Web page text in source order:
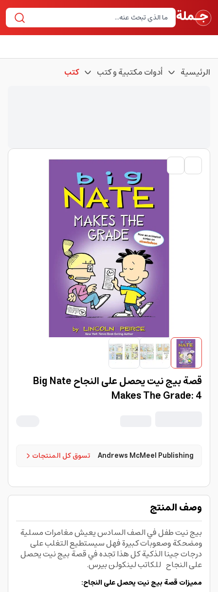
الرئيسية أدوات مكتبية و كتب كتب
قصة بيج نيت يحصل على النجاح Big Nate
Makes The Grade: 4
تسوق كل المنتجات Andrews McMeel Publishing
وصف المنتج
بيج نيت طفل في الصف السادس يعيش مغامرات مسلية
ومضحكة وصعوبات كبيرة فهل سيستطيع التغلب على
درجات جينا الذكية كل هذا تجده في قصة بيج نيت يحصل
على النجاح للكاتب لينكولن بيرس.
مميزات قصة بيج نيت يحصل على النجاح: